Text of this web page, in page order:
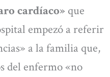
cardíaco» que
empezó a referir
a la familia que,
del enfermo «no